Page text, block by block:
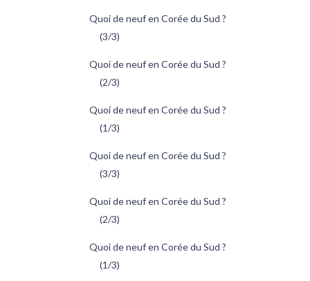
Quoi de neuf en Corée du Sud ?
(3/3)
Quoi de neuf en Corée du Sud ?
(2/3)
Quoi de neuf en Corée du Sud ?
(1/3)
Quoi de neuf en Corée du Sud ?
(3/3)
Quoi de neuf en Corée du Sud ?
(2/3)
Quoi de neuf en Corée du Sud ?
(1/3)